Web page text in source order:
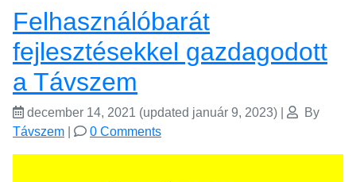
Felhasználóbarát
fejlesztésekkel gazdagodott
a Távszem
december 14, 2021 (updated január 9, 2023)
By
Távszem
0 Comments